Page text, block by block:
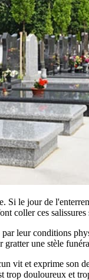
Si le jour de
coller ces
leur conditions
gratter une stèle
vit et exprime son
trop douloureux et